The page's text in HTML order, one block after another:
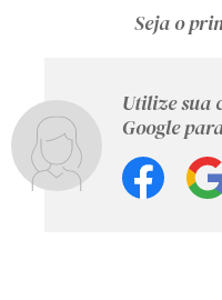
Seja o
Utilize sua
Google